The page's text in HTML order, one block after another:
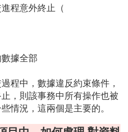
程意外終止（
據全部
程中，數據違反約束條件，
，則該事務中所有操作也被
情況，這兩個是主要的。